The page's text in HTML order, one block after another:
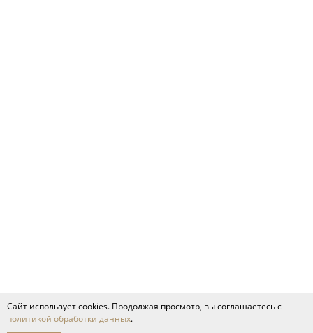
Сайт использует cookies. Продолжая просмотр, вы соглашаетесь с
политикой обработки данных.